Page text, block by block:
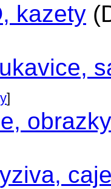
kazety
]
obrazky